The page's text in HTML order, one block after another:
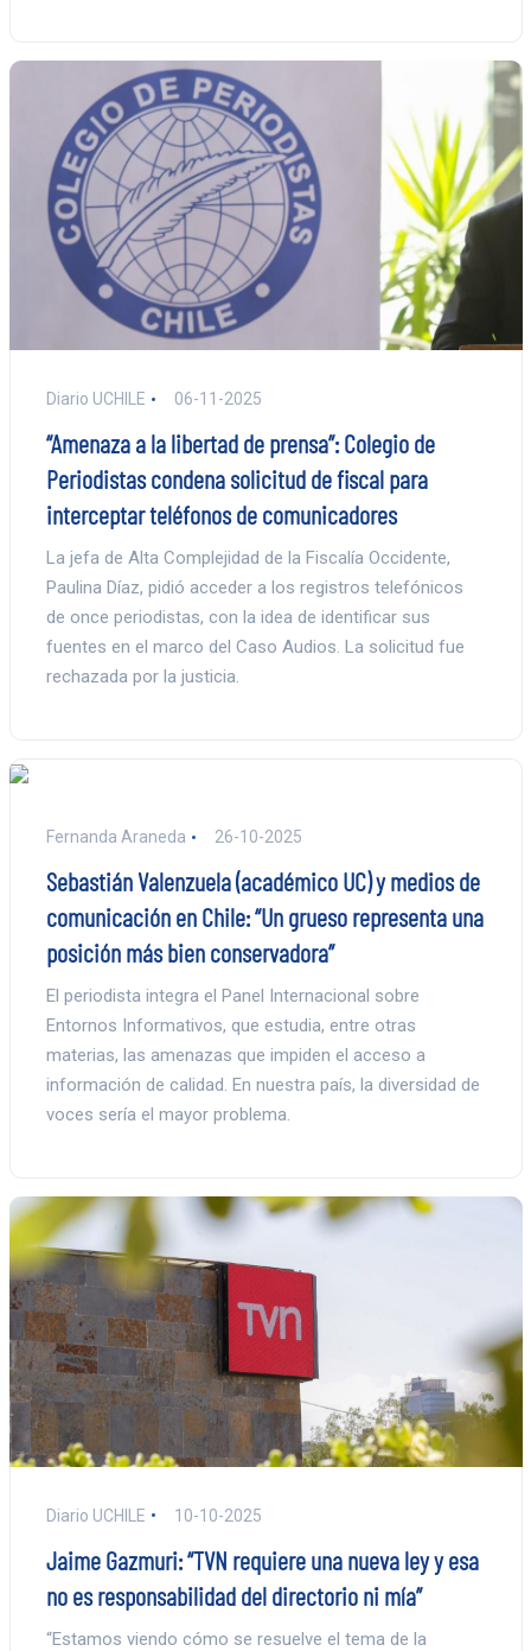
Diario UCHILE 06-11-2025
“Amenaza a la libertad de prensa”: Colegio de
Periodistas condena solicitud de fiscal para
interceptar teléfonos de comunicadores
La jefa de Alta Complejidad de la Fiscalía Occidente,
Paulina Díaz, pidió acceder a los registros telefónicos
de once periodistas, con la idea de identificar sus
fuentes en el marco del Caso Audios. La solicitud fue
rechazada por la justicia.
Fernanda Araneda 26-10-2025
Sebastián Valenzuela (académico UC) y medios de
comunicación en Chile: “Un grueso representa una
posición más bien conservadora”
El periodista integra el Panel Internacional sobre
Entornos Informativos, que estudia, entre otras
materias, las amenazas que impiden el acceso a
información de calidad. En nuestra país, la diversidad de
voces sería el mayor problema.
Diario UCHILE 10-10-2025
Jaime Gazmuri: “TVN requiere una nueva ley y esa
no es responsabilidad del directorio ni mía”
“Estamos viendo cómo se resuelve el tema de la